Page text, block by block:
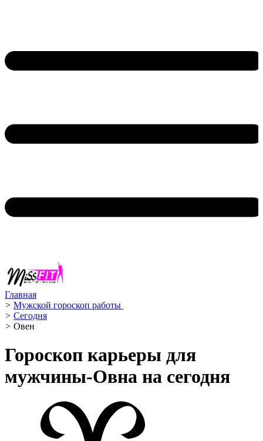
Главная
> Мужской гороскоп работы ‍
> Сегодня
> Овен ️
Гороскоп карьеры для
мужчины-Овна на сегодня